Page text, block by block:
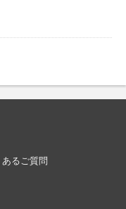
あるご質問